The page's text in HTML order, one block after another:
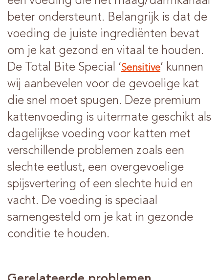
beter ondersteunt. Belangrijk is dat de
voeding de juiste ingrediënten bevat
om je kat gezond en vitaal te houden.
De Total Bite Special ‘Sensitive’ kunnen
wij aanbevelen voor de gevoelige kat
die snel moet spugen. Deze premium
kattenvoeding is uitermate geschikt als
dagelijkse voeding voor katten met
verschillende problemen zoals een
slechte eetlust, een overgevoelige
spijsvertering of een slechte huid en
vacht. De voeding is speciaal
samengesteld om je kat in gezonde
conditie te houden.